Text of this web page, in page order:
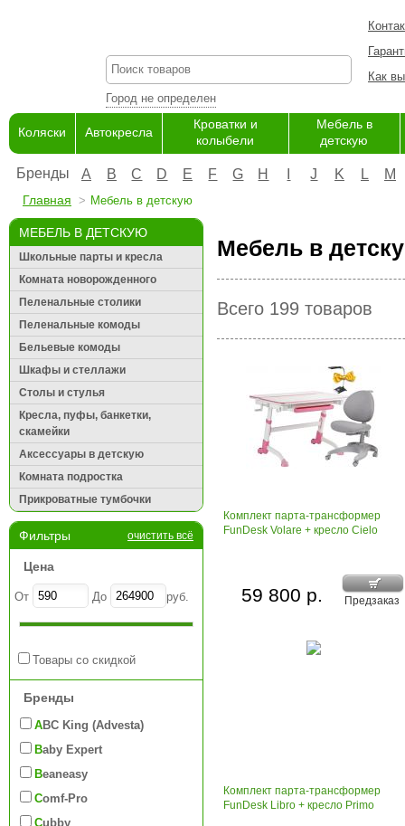
Город не определен
Как
Коляски Автокресла
Кроватки и
колыбели
Мебель в
детскую
Бренды A B C D E F G H J K L M
Главная Мебель в детскую
МЕБЕЛЬ В ДЕТСКУЮ
Школьные парты и кресла
Комната новорожденного
Пеленальные столики
Пеленальные комоды
Бельевые комоды
Шкафы и стеллажи
Столы и стулья
Кресла, пуфы, банкетки,
скамейки
Аксессуары в детскую
Комната подростка
Прикроватные тумбочки
Фильтры очистить всё
Цена
От До руб.
Товары со скидкой
Бренды
ABC King (Advesta)
Baby Expert
Beaneasy
Comf-Pro
Cubby
Мебель в
Всего 199 товаров
Комплект парта-трансформер
FunDesk Volare + кресло Cielo
Предзаказ
59 800 р.
Комплект парта-трансформер
FunDesk Libro + кресло Primo